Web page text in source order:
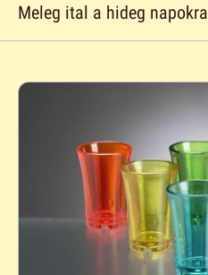
Meleg ital a hideg napokra